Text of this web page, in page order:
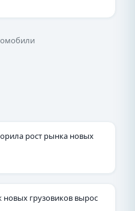
рост рынка новых
грузовиков вырос